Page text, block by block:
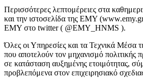
Περισσότερες λεπτομέρειες στα
και την ιστοσελίδα της ΕΜΥ
ΕΜΥ στο twitter ( @EMY_HNMS ).
Όλες οι Υπηρεσίες και τα Τεχνικά Μέσα
που αποτελούν τον μηχανισμό πολιτικής
σε κατάσταση αυξημένης ετοιμότητας,
προβλεπόμενα στον επιχειρησιακό